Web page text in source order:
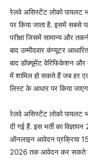
रेलवे असिस्टेंट लोको पायलट
पर किया जाता है. इसमें सबसे
परीक्षा जिसमें सामान्य और
बाद उम्मीदवार कंप्यूटर
बाद डॉक्यूमेंट वेरिफिकेशन
में शामिल हो सकते हैं जब हर
लिस्ट के आधार पर किया
रेलवे असिस्टेंट लोको पायलट
दी गई हैं. इस भर्ती का
ऑनलाइन आवेदन प्रक्रिया
2026 तक आवेदन कर सकते